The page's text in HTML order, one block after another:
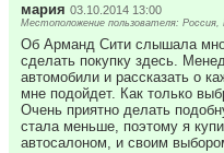
мария 03.10.2014 13:00
Местоположение пользователя: Россия,
Об Арманд Сити слышала
сделать покупку здесь.
автомобили и рассказать о
мне подойдет. Как только
Очень приятно делать
стала меньше, поэтому я
автосалоном, и своим